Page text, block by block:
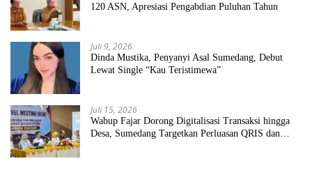
120 ASN, Apresiasi Pengabdian Puluhan Tahun
Juli 9, 2026
Dinda Mustika, Penyanyi Asal Sumedang, Debut
Lewat Single “Kau Teristimewa”
Juli 15, 2026
Wabup Fajar Dorong Digitalisasi Transaksi hingga
Desa, Sumedang Targetkan Perluasan QRIS dan